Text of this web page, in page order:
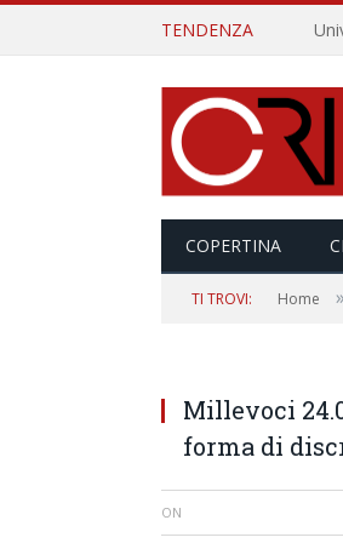
TENDENZA
COPERTINA
TI TROVI: Home »
Millevoci
forma di
ON